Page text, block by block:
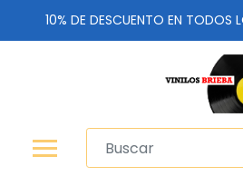
10% DE DESCUENTO EN TODOS